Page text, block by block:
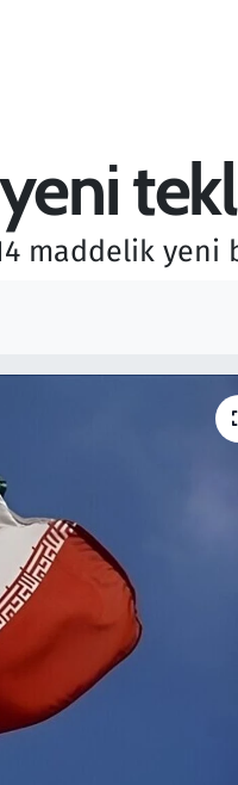
14 maddelik